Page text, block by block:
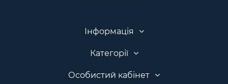
Інформація
Категорії
Особистий кабінет